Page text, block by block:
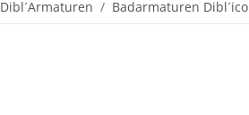
Dibl´Armaturen Badarmaturen Dibl´ico